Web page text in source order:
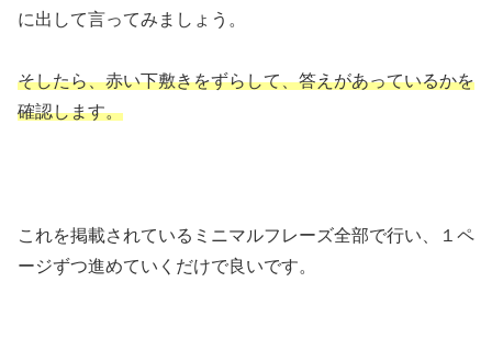
に出して言ってみましょう。
そしたら、赤い下敷きをずらして、答えがあっているかを
確認します。
これを掲載されているミニマルフレーズ全部で行い、１ペ
ージずつ進めていくだけで良いです。